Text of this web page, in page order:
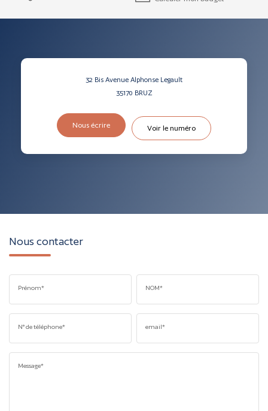
32 Bis Avenue Alphonse Legault
35170 BRUZ
Nous écrire Voir le numéro
Nous contacter
Prénom* NOM*
N° de téléphone* email*
Message*